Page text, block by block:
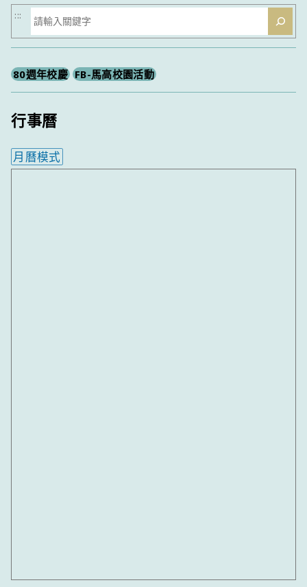
搜
尋
:::
80週年校慶 FB-馬高校園活動
行事曆
月曆模式